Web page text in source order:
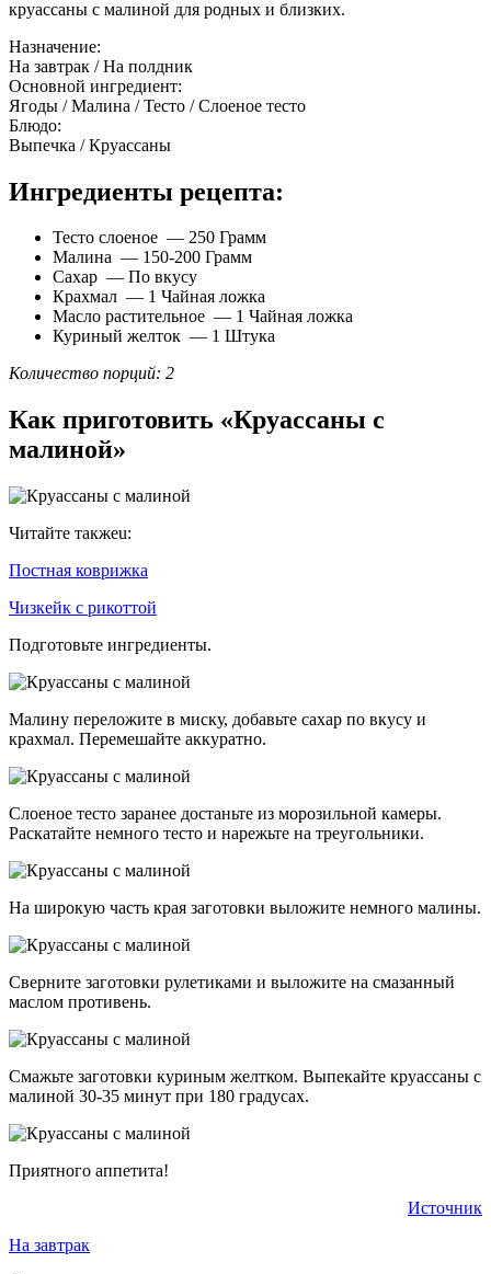
круассаны с малиной для родных и близких.
Назначение:
На завтрак / На полдник
Основной ингредиент:
Ягоды / Малина / Тесто / Слоеное тесто
Блюдо:
Выпечка / Круассаны
Ингредиенты рецепта:
Тесто слоеное — 250 Грамм
Малина — 150-200 Грамм
Сахар — По вкусу
Крахмал — 1 Чайная ложка
Масло растительное — 1 Чайная ложка
Куриный желток — 1 Штука
Количество порций: 2
Как приготовить «Круассаны с
малиной»
Читайте такжеu:
Постная коврижка
Чизкейк с рикоттой
Подготовьте ингредиенты.
Малину переложите в миску, добавьте сахар по вкусу и
крахмал. Перемешайте аккуратно.
Слоеное тесто заранее достаньте из морозильной камеры.
Раскатайте немного тесто и нарежьте на треугольники.
На широкую часть края заготовки выложите немного малины.
Сверните заготовки рулетиками и выложите на смазанный
маслом противень.
Смажьте заготовки куриным желтком. Выпекайте круассаны с
малиной 30-35 минут при 180 градусах.
Приятного аппетита!
Источник
На завтрак